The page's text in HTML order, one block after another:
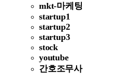
mkt-마케팅
startup1
startup2
startup3
stock
youtube
간호조무사